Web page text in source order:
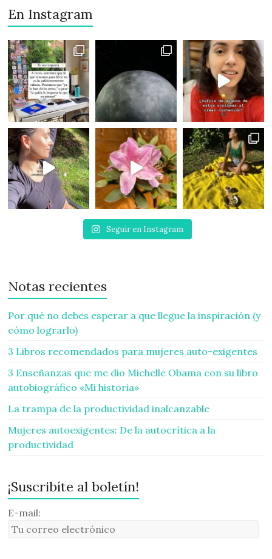
En Instagram
Seguir en Instagram
Notas recientes
Por qué no debes esperar a que llegue la inspiración (y
cómo lograrlo)
3 Libros recomendados para mujeres auto-exigentes
3 Enseñanzas que me dio Michelle Obama con su libro
autobiográfico «Mi historia»
La trampa de la productividad inalcanzable
Mujeres autoexigentes: De la autocrítica a la
productividad
¡Suscribíte al boletín!
E-mail: